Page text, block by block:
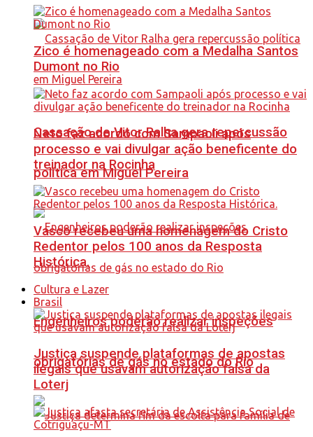
Cassação de Vitor Ralha gera repercussão
política em Miguel Pereira
Engenheiros poderão realizar inspeções
obrigatórias de gás no estado do Rio
Zico é homenageado com a Medalha Santos
Dumont no Rio
Neto faz acordo com Sampaoli após
processo e vai divulgar ação beneficente do
treinador na Rocinha
Vasco recebeu uma homenagem do Cristo
Redentor pelos 100 anos da Resposta
Histórica.
Cultura e Lazer
Brasil
Justiça suspende plataformas de apostas
ilegais que usavam autorização falsa da
Loterj